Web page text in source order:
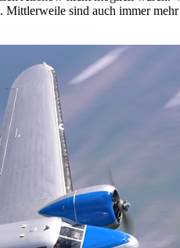
Mittlerweile sind auch immer mehr